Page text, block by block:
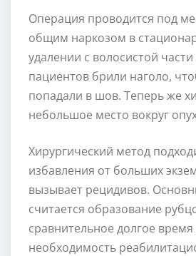
Операция проводится под
общим наркозом в
удалении с волосистой
пациентов брили наголо,
попадали в шов. Теперь же
небольшое место вокруг
Хирургический метод
избавления от больших
вызывает рецидивов.
считается образование
сравнительное долгое
необходимость